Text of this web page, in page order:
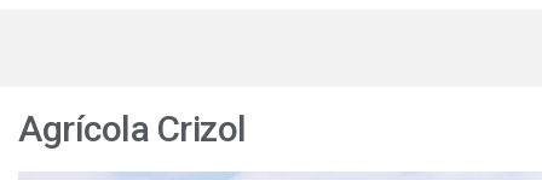
Agrícola Crizol